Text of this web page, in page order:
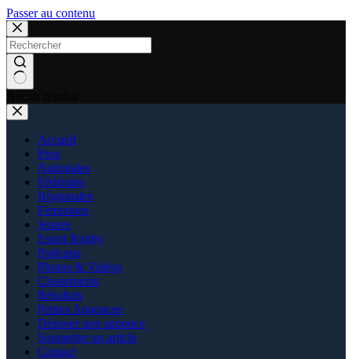
Passer au contenu
Accueil
Pros
Nationales
Fédérales
Régionales
Féminines
Jeunes
Esprit Rugby
Podcasts
Photos & Vidéos
Classements
Résultats
Petites Annonces
Déposer une annonce
Soumettre un article
Contact